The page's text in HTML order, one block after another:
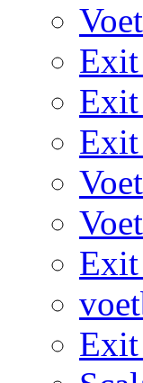
Exit
Exit
Exit
Exit
Exit